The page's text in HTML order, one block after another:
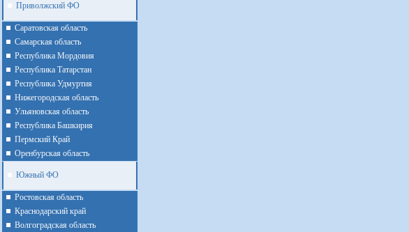
Приволжский ФО
Cаратовская область
Cамарская область
Республика Мордовия
Республика Татарстан
Республика Удмуртия
Нижегородская область
Ульяновская область
Республика Башкирия
Пермский Край
Оренбурская область
Южный ФО
Ростовская область
Краснодарский край
Волгоградская область